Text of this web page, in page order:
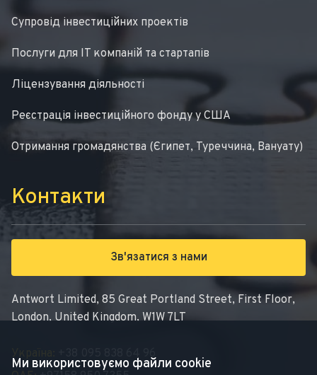
Супровід інвестиційних проектів
Послуги для IT компаній та стартапів
Ліцензування діяльності
Реєстрація інвестиційного фонду у США
Отримання громадянства (Єгипет, Туреччина, Вануату)
Контакти
Зв'язатися з нами
Antwort Limited, 85 Great Portland Street, First Floor,
London, United Kingdom, W1W 7LT
+38 095 838 64 96
Ми використовуємо файли cookie